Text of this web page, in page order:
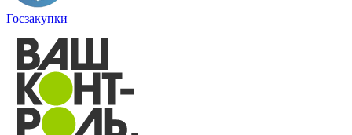
Госзакупки